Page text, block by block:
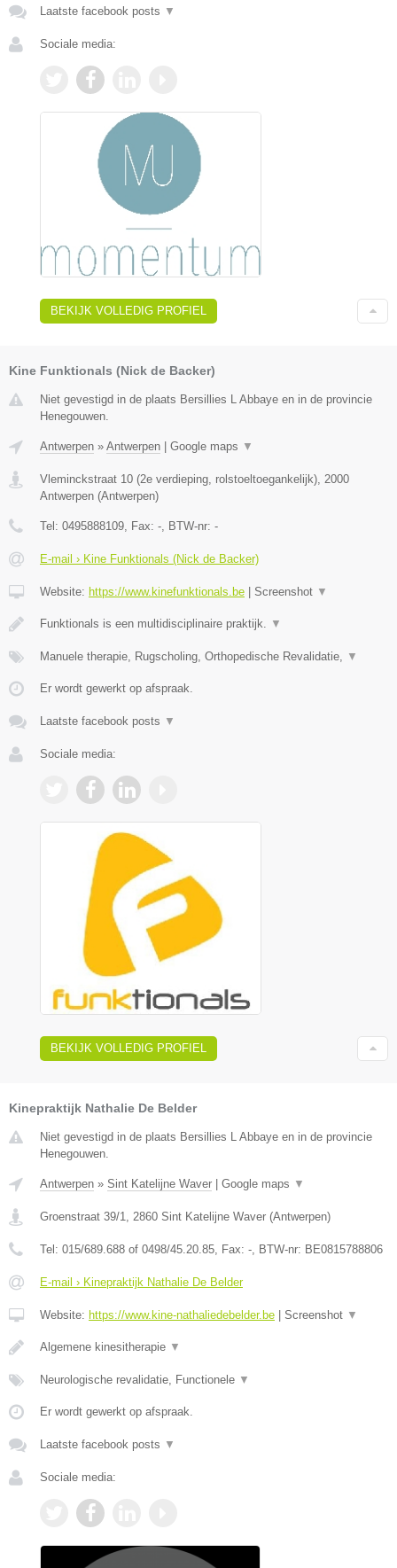
Laatste facebook posts ▼
Sociale media:
BEKIJK VOLLEDIG PROFIEL
Kine Funktionals (Nick de Backer)
Niet gevestigd in de plaats Bersillies L Abbaye en in de provincie
Henegouwen.
Antwerpen » Antwerpen Google maps ▼
Vleminckstraat 10 (2e verdieping, rolstoeltoegankelijk), 2000
Antwerpen (Antwerpen)
Tel: 0495888109, Fax: -, BTW-nr: -
E-mail › Kine Funktionals (Nick de Backer)
Website: https://www.kinefunktionals.be Screenshot ▼
Funktionals is een multidisciplinaire praktijk. ▼
Manuele therapie, Rugscholing, Orthopedische Revalidatie, ▼
Er wordt gewerkt op afspraak.
Laatste facebook posts ▼
Sociale media:
BEKIJK VOLLEDIG PROFIEL
Kinepraktijk Nathalie De Belder
Niet gevestigd in de plaats Bersillies L Abbaye en in de provincie
Henegouwen.
Antwerpen » Sint Katelijne Waver | Google maps ▼
Groenstraat 39/1 2860 Sint Katelijne Waver (Antwerpen)
Tel: 015/689.688 of 0498/45.20.85 , Fax: - , BTW-nr: BE0815788806
E-mail › Kinepraktijk Nathalie De Belder
Website: https://www.kine-nathaliedebelder.be | Screenshot ▼
Algemene kinesitherapie ▼
Neurologische revalidatie, Functionele ▼
Er wordt gewerkt op afspraak.
Laatste facebook posts ▼
Sociale media: